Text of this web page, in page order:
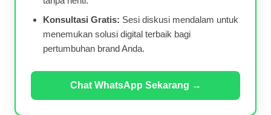
Konsultasi Gratis: Sesi diskusi mendalam untuk
menemukan solusi digital terbaik bagi
pertumbuhan brand Anda.
Chat WhatsApp Sekarang →